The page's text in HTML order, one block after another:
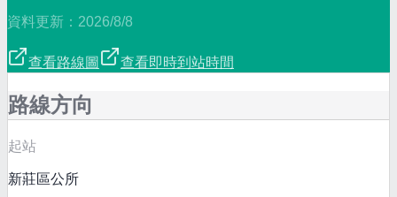
資料更新： 2026/8/8
查看路線圖 查看即時到站時間
路線方向
起站
新莊區公所